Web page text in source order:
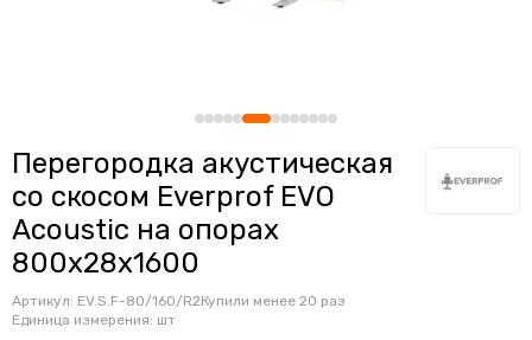
Перегородка акустическая
со скосом Everprof EVO
Acoustic на опорах
800х28х1600
Артикул: EV.S.F-80/160/R2Купили менее 20 раз
Единица измерения: шт